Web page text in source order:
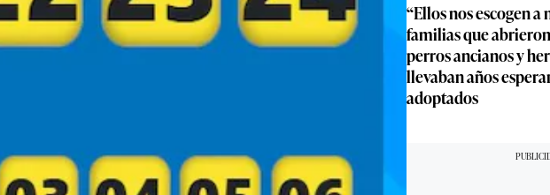
“Ellos nos escogen a
familias que
perros ancianos y
llevaban años
adoptados